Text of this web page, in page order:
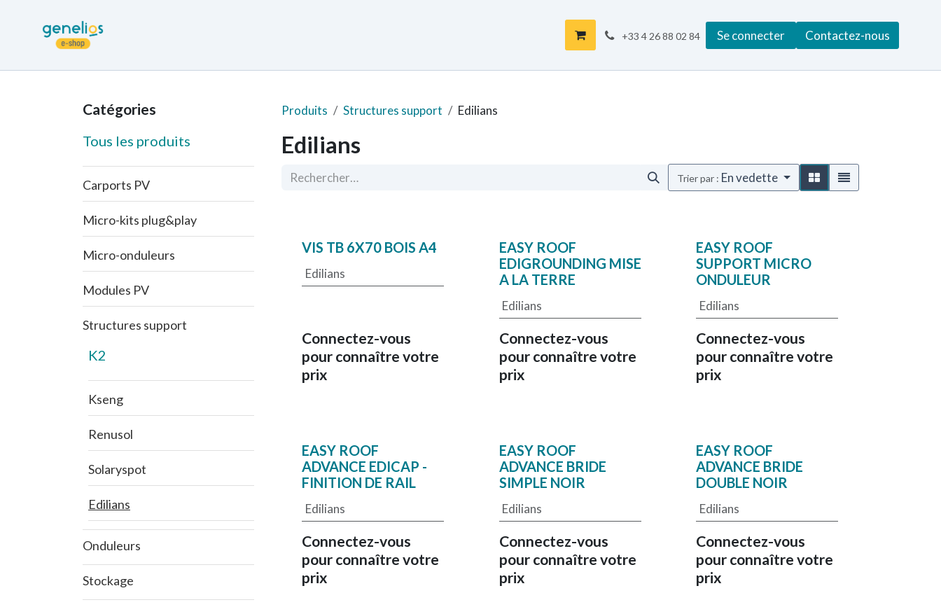
+33 4 26 88 02 84 Se connecter Contactez-nous
Catégories
Tous les produits
Carports PV
Micro-kits plug&play
Micro-onduleurs
Modules PV
Structures support
K2
Kseng
Renusol
Solaryspot
Edilians
Onduleurs
Stockage
Produits Structures support Edilians
Edilians
Trier par : En vedette
VIS TB 6X70 BOIS A4
Edilians
Connectez-vous
pour connaître votre
prix
EASY ROOF
EDIGROUNDING MISE
A LA TERRE
Edilians
Connectez-vous
pour connaître votre
prix
EASY ROOF
SUPPORT MICRO
ONDULEUR
Edilians
Connectez-vous
pour connaître votre
prix
EASY ROOF
ADVANCE EDICAP -
FINITION DE RAIL
Edilians
Connectez-vous
pour connaître votre
prix
EASY ROOF
ADVANCE BRIDE
SIMPLE NOIR
Edilians
Connectez-vous
pour connaître votre
prix
EASY ROOF
ADVANCE BRIDE
DOUBLE NOIR
Edilians
Connectez-vous
pour connaître votre
prix